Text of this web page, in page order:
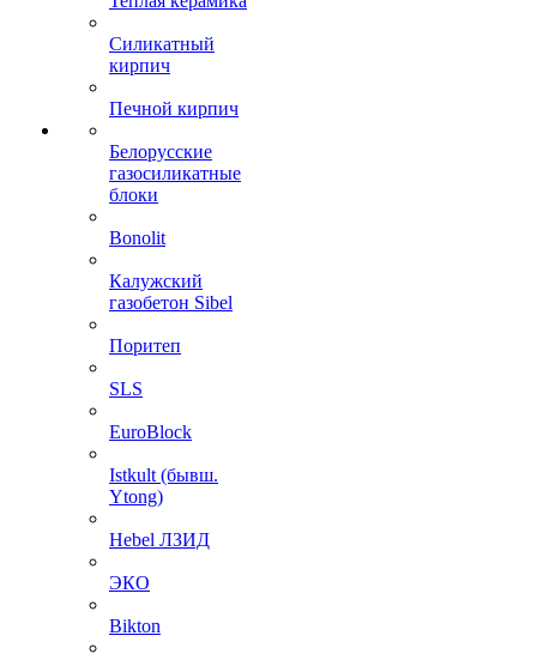
Силикатный
кирпич
Печной кирпич
Белорусские
газосиликатные
блоки
Bonolit
Калужский
газобетон Sibel
Поритеп
SLS
EuroBlock
Istkult (бывш.
Ytong)
Hebel ЛЗИД
ЭКО
Bikton